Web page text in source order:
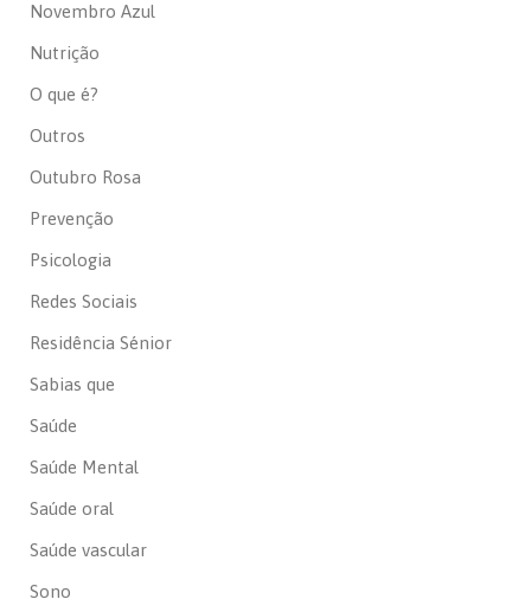
Novembro Azul
Nutrição
O que é?
Outros
Outubro Rosa
Prevenção
Psicologia
Redes Sociais
Residência Sénior
Sabias que
Saúde
Saúde Mental
Saúde oral
Saúde vascular
Sono